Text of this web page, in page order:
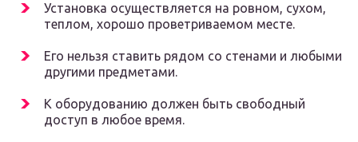
Установка осуществляется на ровном, сухом,
теплом, хорошо проветриваемом месте.
Его нельзя ставить рядом со стенами и любыми
другими предметами.
К оборудованию должен быть свободный
доступ в любое время.